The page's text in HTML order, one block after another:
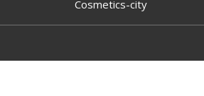
Cosmetics-city